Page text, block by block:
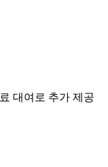
대여로 추가 제공